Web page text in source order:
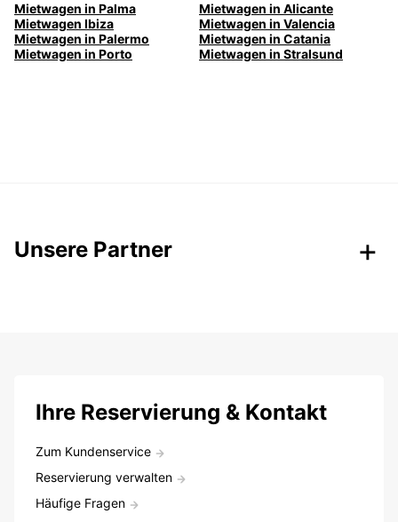
Mietwagen in Palma
Mietwagen in Alicante
Mietwagen Ibiza
Mietwagen in Valencia
Mietwagen in Palermo
Mietwagen in Catania
Mietwagen in Porto
Mietwagen in Stralsund
Unsere Partner
Ihre Reservierung & Kontakt
Zum Kundenservice
Reservierung verwalten
Häufige Fragen